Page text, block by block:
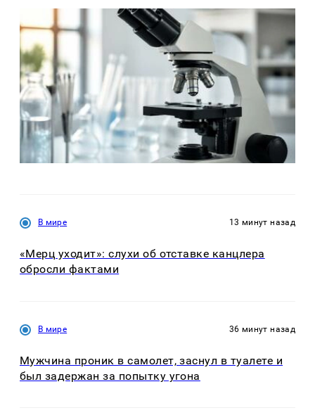
В мире 13 минут назад
«Мерц уходит»: слухи об отставке канцлера
обросли фактами
В мире 36 минут назад
Мужчина проник в самолет, заснул в туалете и
был задержан за попытку угона